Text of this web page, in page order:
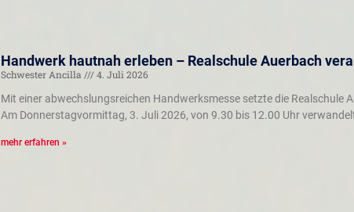
Handwerk hautnah erleben – Realschule Auerbach
Schwester Ancilla
4. Juli 2026
Mit einer abwechslungsreichen Handwerksmesse setzte die Realschule
Am Donnerstagvormittag, 3. Juli 2026, von 9.30 bis 12.00 Uhr
mehr erfahren »